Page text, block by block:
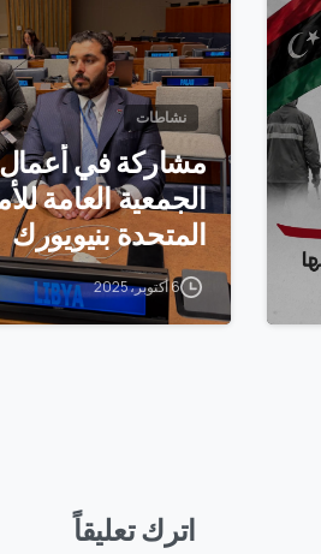
نشاطات
مشاركة في
الجمعية العامة
المتحدة بنيويورك
6 أكتوبر، 2025
اترك تعليقاً